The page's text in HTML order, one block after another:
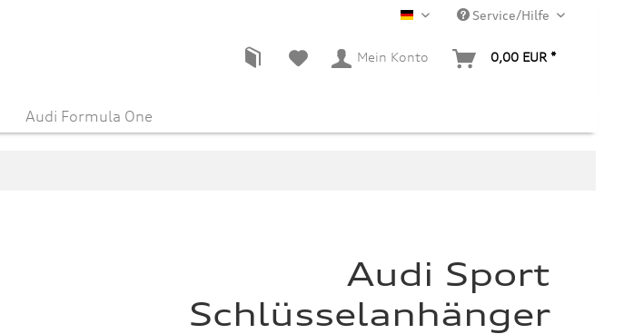
DE Service/Hilfe
Mein Konto 0,00 EUR *
Audi Formula One
Audi Sport
Schlüsselanhänger